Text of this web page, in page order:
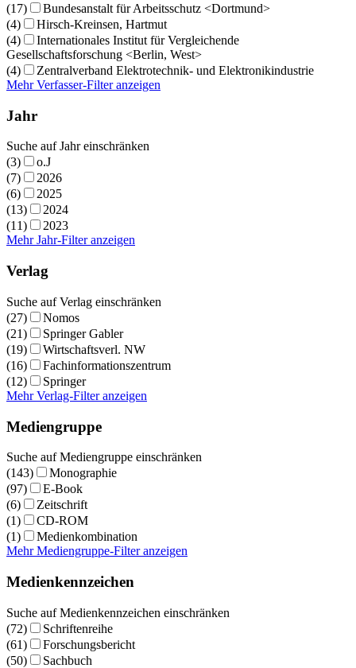
(17)
Bundesanstalt für Arbeitsschutz <Dortmund>
(4)
Hirsch-Kreinsen, Hartmut
(4)
Internationales Institut für Vergleichende
Gesellschaftsforschung <Berlin, West>
(4)
Zentralverband Elektrotechnik- und Elektronikindustrie
Mehr Verfasser-Filter anzeigen
Jahr
Suche auf Jahr einschränken
(3)
o.J
(7)
2026
(6)
2025
(13)
2024
(11)
2023
Mehr Jahr-Filter anzeigen
Verlag
Suche auf Verlag einschränken
(27)
Nomos
(21)
Springer Gabler
(19)
Wirtschaftsverl. NW
(16)
Fachinformationszentrum
(12)
Springer
Mehr Verlag-Filter anzeigen
Mediengruppe
Suche auf Mediengruppe einschränken
(143)
Monographie
(97)
E-Book
(6)
Zeitschrift
(1)
CD-ROM
(1)
Medienkombination
Mehr Mediengruppe-Filter anzeigen
Medienkennzeichen
Suche auf Medienkennzeichen einschränken
(72)
Schriftenreihe
(61)
Forschungsbericht
(50)
Sachbuch